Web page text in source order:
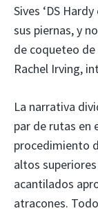
Sives ‘DS
sus piernas, y
de coqueteo de
Rachel Irving,
La narrativa
par de rutas en
procedimiento
altos
acantilados
atracones.